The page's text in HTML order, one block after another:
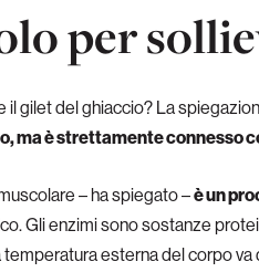
per
il gilet del ghiaccio? La
ma è strettamente connesso
– ha spiegato –è un
Gli enzimi sono sostanze
esterna del corpo va